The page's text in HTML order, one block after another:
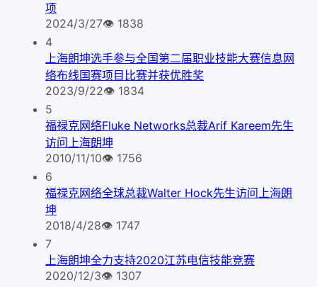
项
2024/3/27👁 1838
4
上海朗坤选手参与全国第二届职业技能大赛信息网
络布线国赛项目比赛并获优胜奖
2023/9/22👁 1834
5
福禄克网络Fluke Networks总裁Arif Kareem先生
访问上海朗坤
2010/11/10👁 1756
6
福禄克网络全球总裁Walter Hock先生访问上海朗
坤
2018/4/28👁 1747
7
上海朗坤全力支持2020江苏电信技能竞赛
2020/12/3👁 1307